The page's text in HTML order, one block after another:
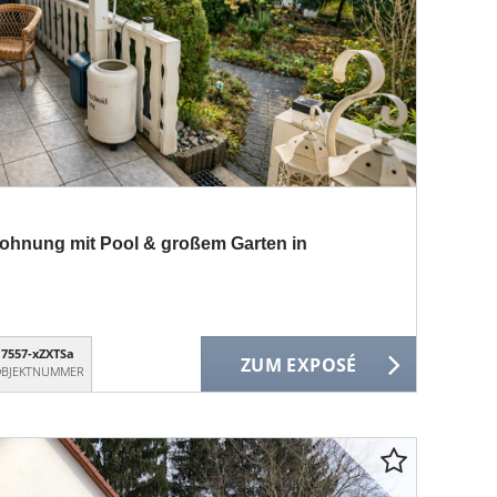
mit Pool & großem Garten in
7557-xZXTSa
ZUM EXPOSÉ